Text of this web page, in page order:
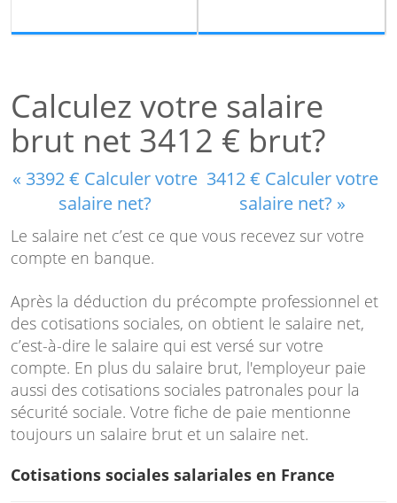
Calculez votre salaire
brut net 3412 € brut?
« 3392 € Calculer votre
salaire net?
3412 € Calculer votre
salaire net? »
Le salaire net c’est ce que vous recevez sur votre
compte en banque.
Après la déduction du précompte professionnel et
des cotisations sociales, on obtient le salaire net,
c’est-à-dire le salaire qui est versé sur votre
compte. En plus du salaire brut, l'employeur paie
aussi des cotisations sociales patronales pour la
sécurité sociale. Votre fiche de paie mentionne
toujours un salaire brut et un salaire net.
Cotisations sociales salariales en France